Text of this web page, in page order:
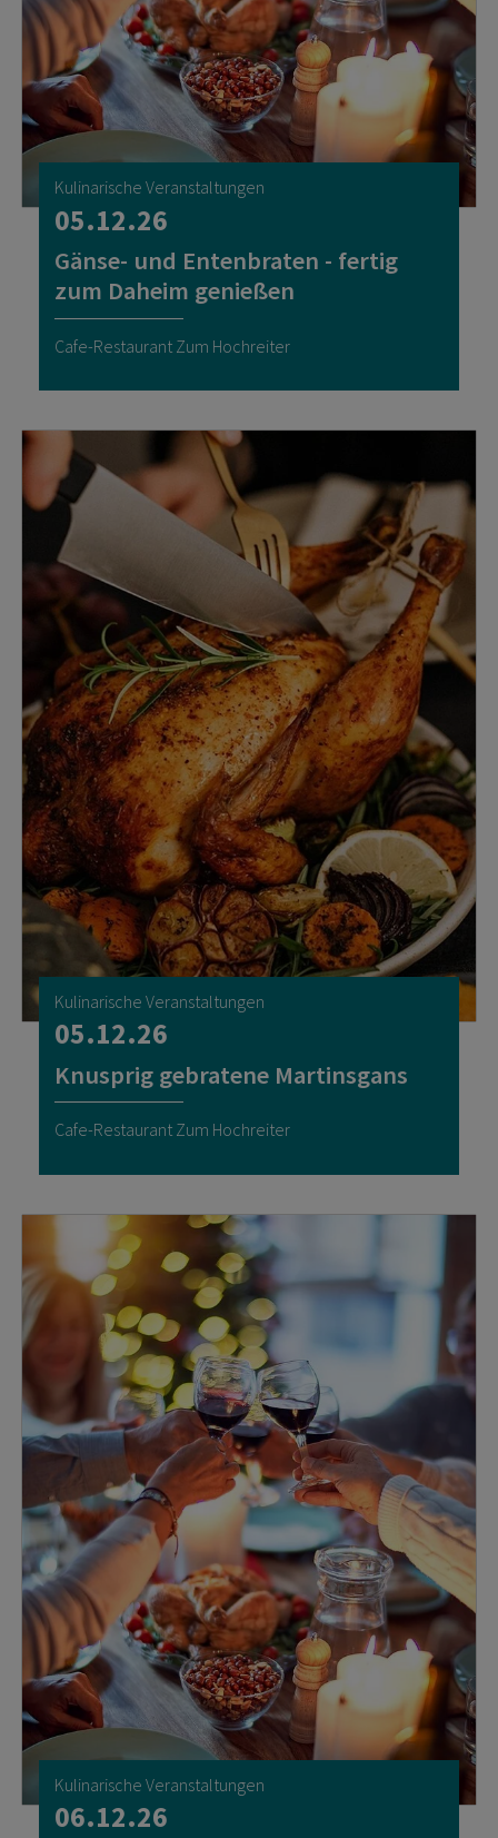
Kulinarische Veranstaltungen
05.12.26
Gänse- und Entenbraten - fertig
zum Daheim genießen
Cafe-Restaurant Zum Hochreiter
Kulinarische Veranstaltungen
05.12.26
Knusprig gebratene Martinsgans
Cafe-Restaurant Zum Hochreiter
Kulinarische Veranstaltungen
06.12.26